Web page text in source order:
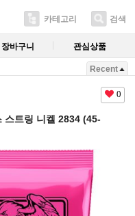
카테고리 검색
장바구니 관심상품
Recent
0
트링 니켈 2834 (45-